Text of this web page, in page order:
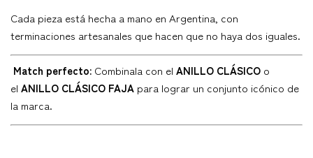
Cada pieza está hecha a mano en Argentina, con
terminaciones artesanales que hacen que no haya dos iguales.
Match perfecto: Combinala con el ANILLO CLÁSICO o
el ANILLO CLÁSICO FAJA para lograr un conjunto icónico de
la marca.